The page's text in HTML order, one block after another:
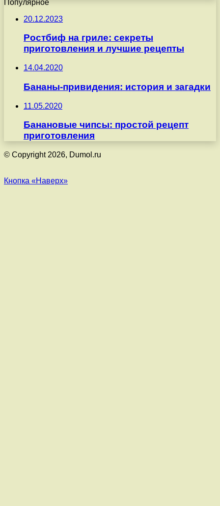
Популярное
20.12.2023
Ростбиф на гриле: секреты
приготовления и лучшие рецепты
14.04.2020
Бананы-привидения: история и загадки
11.05.2020
Банановые чипсы: простой рецепт
приготовления
© Copyright 2026, Dumol.ru
Кнопка «Наверх»